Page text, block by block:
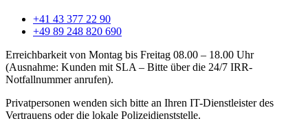
+41 43 377 22 90
+49 89 248 820 690
Erreichbarkeit von Montag bis Freitag 08.00 – 18.00 Uhr
(Ausnahme: Kunden mit SLA – Bitte über die 24/7 IRR-
Notfallnummer anrufen).
Privatpersonen wenden sich bitte an Ihren IT-Dienstleister des
Vertrauens oder die lokale Polizeidienststelle.